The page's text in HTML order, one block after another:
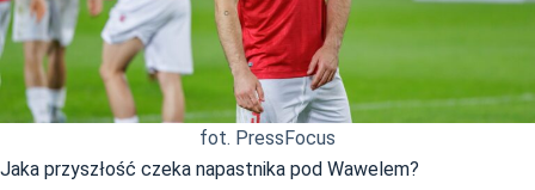
fot. PressFocus
Jaka przyszłość czeka napastnika pod Wawelem?